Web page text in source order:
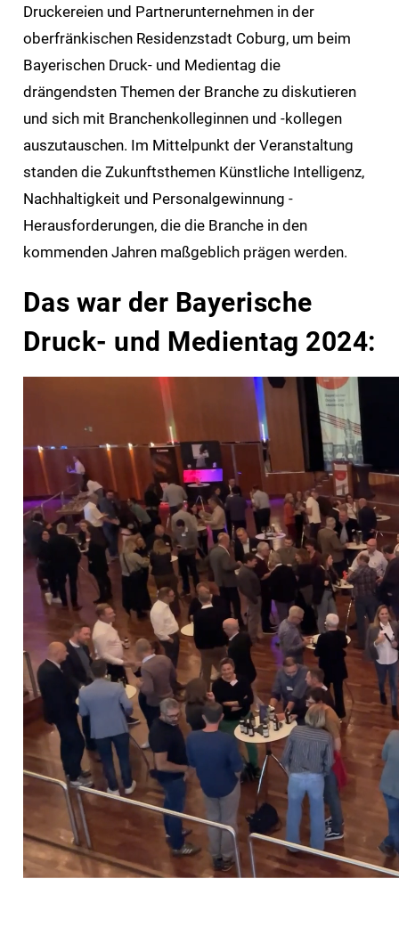
Druckereien und Partnerunternehmen in der
oberfränkischen Residenzstadt Coburg, um beim
Bayerischen Druck- und Medientag die
drängendsten Themen der Branche zu diskutieren
und sich mit Branchenkolleginnen und -kollegen
auszutauschen. Im Mittelpunkt der Veranstaltung
standen die Zukunftsthemen Künstliche Intelligenz,
Nachhaltigkeit und Personalgewinnung -
Herausforderungen, die die Branche in den
kommenden Jahren maßgeblich prägen werden.
Das war der Bayerische
Druck- und Medientag 2024: